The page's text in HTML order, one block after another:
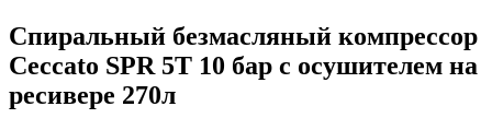
Спиральный безмасляный компрессор
Ceccato SPR 5T 10 бар с осушителем на
ресивере 270л